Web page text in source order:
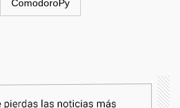
ComodoroPy